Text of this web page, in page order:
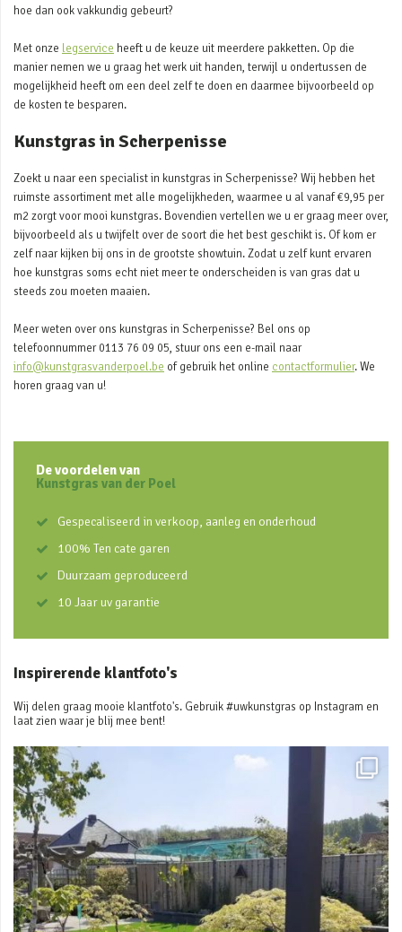
hoe dan ook vakkundig gebeurt?
Met onze legservice heeft u de keuze uit meerdere pakketten. Op die
manier nemen we u graag het werk uit handen, terwijl u ondertussen de
mogelijkheid heeft om een deel zelf te doen en daarmee bijvoorbeeld op
de kosten te besparen.
Kunstgras in Scherpenisse
Zoekt u naar een specialist in kunstgras in Scherpenisse? Wij hebben het
ruimste assortiment met alle mogelijkheden, waarmee u al vanaf €9,95 per
m2 zorgt voor mooi kunstgras. Bovendien vertellen we u er graag meer over,
bijvoorbeeld als u twijfelt over de soort die het best geschikt is. Of kom er
zelf naar kijken bij ons in de grootste showtuin. Zodat u zelf kunt ervaren
hoe kunstgras soms echt niet meer te onderscheiden is van gras dat u
steeds zou moeten maaien.
Meer weten over ons kunstgras in Scherpenisse? Bel ons op
telefoonnummer 0113 76 09 05, stuur ons een e-mail naar
info@kunstgrasvanderpoel.be of gebruik het online contactformulier. We
horen graag van u!
De voordelen van
Kunstgras van der Poel
Gespecaliseerd in verkoop, aanleg en onderhoud
100% Ten cate garen
Duurzaam geproduceerd
10 Jaar uv garantie
Inspirerende klantfoto's
Wij delen graag mooie klantfoto's. Gebruik #uwkunstgras op Instagram en
laat zien waar je blij mee bent!